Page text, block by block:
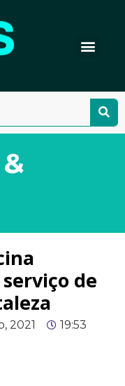
de
2021 19:53